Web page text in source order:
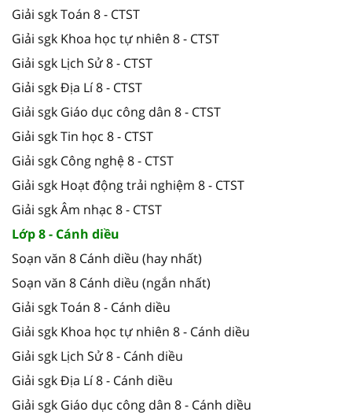
Giải sgk Toán 8 - CTST
Giải sgk Khoa học tự nhiên 8 - CTST
Giải sgk Lịch Sử 8 - CTST
Giải sgk Địa Lí 8 - CTST
Giải sgk Giáo dục công dân 8 - CTST
Giải sgk Tin học 8 - CTST
Giải sgk Công nghệ 8 - CTST
Giải sgk Hoạt động trải nghiệm 8 - CTST
Giải sgk Âm nhạc 8 - CTST
Lớp 8 - Cánh diều
Soạn văn 8 Cánh diều (hay nhất)
Soạn văn 8 Cánh diều (ngắn nhất)
Giải sgk Toán 8 - Cánh diều
Giải sgk Khoa học tự nhiên 8 - Cánh diều
Giải sgk Lịch Sử 8 - Cánh diều
Giải sgk Địa Lí 8 - Cánh diều
Giải sgk Giáo dục công dân 8 - Cánh diều